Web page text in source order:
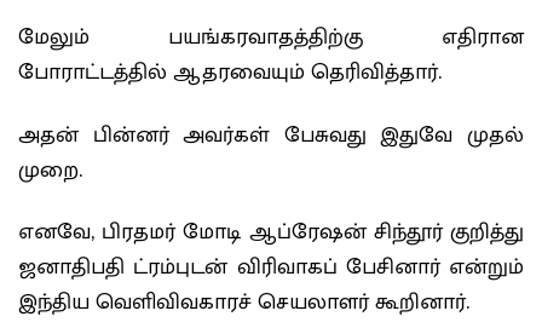
மேலும் பயங்கரவாதத்திற்கு எதிரான
போராட்டத்தில் ஆதரவையும் தெரிவித்தார்.
அதன் பின்னர் அவர்கள் பேசுவது இதுவே முதல்
முறை.
எனவே, பிரதமர் மோடி ஆப்ரேஷன் சிந்தூர் குறித்து
ஜனாதிபதி ட்ரம்புடன் விரிவாகப் பேசினார் என்றும்
இந்திய வெளிவிவகாரச் செயலாளர் கூறினார்.